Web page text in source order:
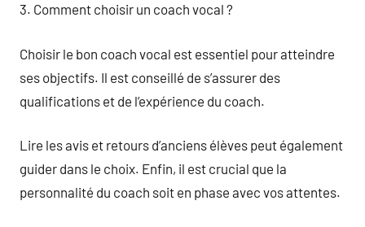
3. Comment choisir un coach vocal ?
Choisir le bon coach vocal est essentiel pour atteindre
ses objectifs. Il est conseillé de s’assurer des
qualifications et de l’expérience du coach.
Lire les avis et retours d’anciens élèves peut également
guider dans le choix. Enfin, il est crucial que la
personnalité du coach soit en phase avec vos attentes.